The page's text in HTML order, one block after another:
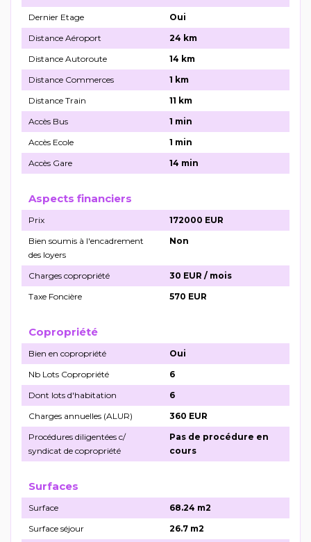
Dernier Etage
Oui
Distance Aéroport
24 km
Distance Autoroute
14 km
Distance Commerces
1 km
Distance Train
11 km
Accès Bus
1 min
Accès Ecole
1 min
Accès Gare
14 min
Aspects financiers
Prix
172000 EUR
Bien soumis à l'encadrement
des loyers
Non
Charges copropriété
30 EUR / mois
Taxe Foncière
570 EUR
Copropriété
Bien en copropriété
Oui
Nb Lots Copropriété
6
Dont lots d'habitation
6
Charges annuelles (ALUR)
360 EUR
Procédures diligentées c/
syndicat de copropriété
Pas de procédure en
cours
Surfaces
Surface
68.24 m2
Surface séjour
26.7 m2